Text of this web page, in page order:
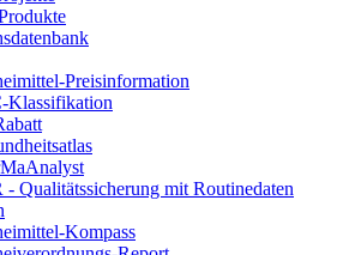
Preisinformation
Klassifikation
- Qualitätssicherung mit Routinedaten
Kompass